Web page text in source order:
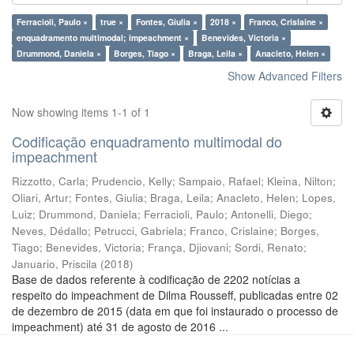
Ferracioli, Paulo × true × Fontes, Giulia × 2018 ×
Franco, Crislaine ×
enquadramento multimodal; impeachment ×
Benevides, Victoria ×
Drummond, Daniela ×
Borges, Tiago × Braga, Leila × Anacleto, Helen ×
Show Advanced Filters
Now showing items 1-1 of 1
Codificação enquadramento multimodal do
impeachment
Rizzotto, Carla; Prudencio, Kelly; Sampaio, Rafael; Kleina, Nilton;
Oliari, Artur; Fontes, Giulia; Braga, Leila; Anacleto, Helen; Lopes,
Luiz; Drummond, Daniela; Ferracioli, Paulo; Antonelli, Diego;
Neves, Dédallo; Petrucci, Gabriela; Franco, Crislaine; Borges,
Tiago; Benevides, Victoria; França, Djiovani; Sordi, Renato;
Januario, Priscila (2018)
Base de dados referente à codificação de 2202 notícias a
respeito do impeachment de Dilma Rousseff, publicadas entre 02
de dezembro de 2015 (data em que foi instaurado o processo de
impeachment) até 31 de agosto de 2016 ...